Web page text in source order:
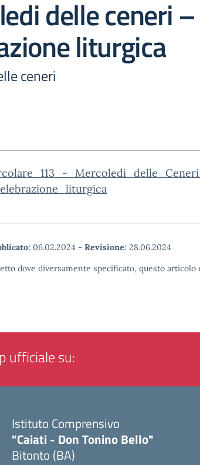
delle ceneri –
liturgica
ceneri
06.02.2024 - Revisione: 28.06.2024
dove diversamente specificato, questo
ufficiale su:
Istituto Comprensivo
"Caiati - Don Tonino Bello"
Bitonto (BA)